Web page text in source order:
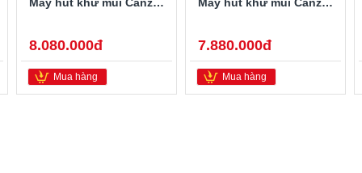
8.080.000đ
Mua hàng
7.880.000đ
Mua hàng